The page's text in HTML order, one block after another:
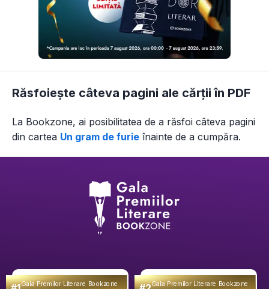
Răsfoiește câteva pagini ale cărții în PDF
La Bookzone, ai posibilitatea de a răsfoi câteva pagini
din cartea Un gram de furie înainte de a cumpăra.
Gala Premilor Literare Bookzone
Gala Premilor Literare Bookzone